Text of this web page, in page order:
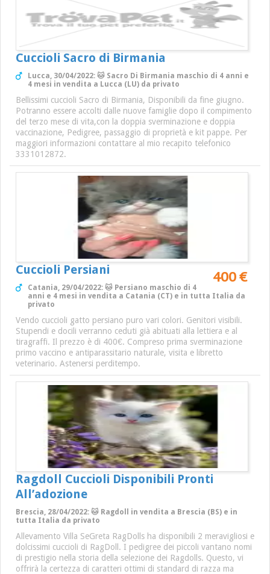
Cuccioli Sacro di Birmania
Lucca, 30/04/2022: 🐱 Sacro Di Birmania maschio di 4 anni e
4 mesi in vendita a Lucca (LU) da privato
Bellissimi cuccioli Sacro di Birmania, Disponibili da fine giugno.
Potranno essere accolti dalle nuove famiglie dopo il compimento
del terzo mese di vita,con la doppia sverminazione e doppia
vaccinazione, Pedigree, passaggio di proprietà e kit pappe. Per
maggiori informazioni contattare al mio recapito telefonico
3331012872.
Cuccioli Persiani 400 €
Catania, 29/04/2022: 🐱 Persiano maschio di 4
anni e 4 mesi in vendita a Catania (CT) e in tutta Italia da
privato
Vendo cuccioli gatto persiano puro vari colori. Genitori visibili.
Stupendi e docili verranno ceduti già abituati alla lettiera e al
tiragraffi. Il prezzo è di 400€. Compreso prima sverminazione
primo vaccino e antiparassitario naturale, visita e libretto
veterinario. Astenersi perditempo.
Ragdoll Cuccioli Disponibili Pronti
All’adozione
Brescia, 28/04/2022: 🐱 Ragdoll in vendita a Brescia (BS) e in
tutta Italia da privato
Allevamento Villa SeGreta RagDolls ha disponibili 2 meravigliosi e
dolcissimi cuccioli di RagDoll. I pedigree dei piccoli vantano nomi
di prestigio nella storia della selezione dei Ragdolls. Questo, vi
offrirà la certezza di caratteri ottimi di standard di razza ma